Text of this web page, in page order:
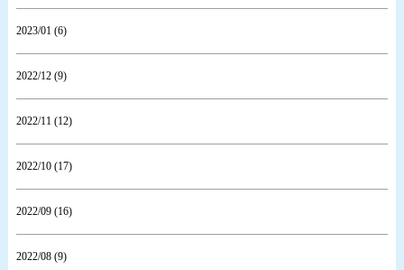
2023/01 (6)
2022/12 (9)
2022/11 (12)
2022/10 (17)
2022/09 (16)
2022/08 (9)